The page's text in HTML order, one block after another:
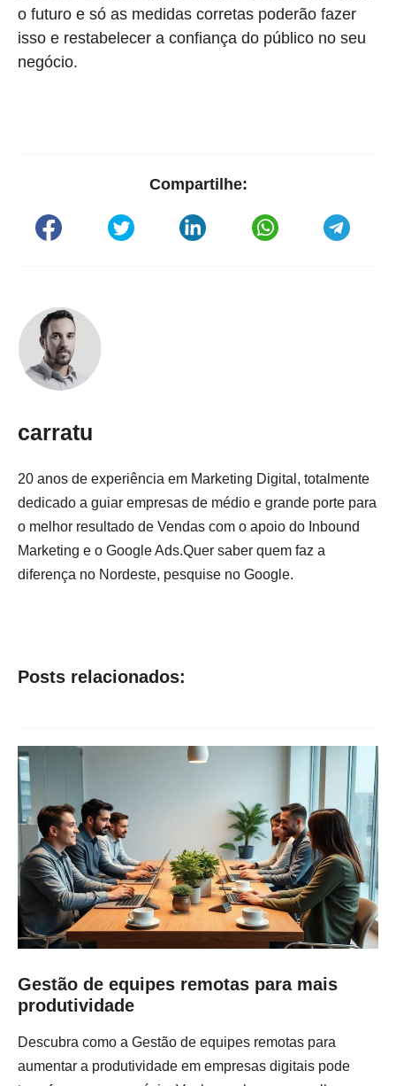
o futuro e só as medidas corretas poderão fazer
isso e restabelecer a confiança do público no seu
negócio.
Compartilhe:
carratu
20 anos de experiência em Marketing Digital, totalmente
dedicado a guiar empresas de médio e grande porte para
o melhor resultado de Vendas com o apoio do Inbound
Marketing e o Google Ads.Quer saber quem faz a
diferença no Nordeste, pesquise no Google.
Posts relacionados:
Gestão de equipes remotas para mais
produtividade
Descubra como a Gestão de equipes remotas para
aumentar a produtividade em empresas digitais pode